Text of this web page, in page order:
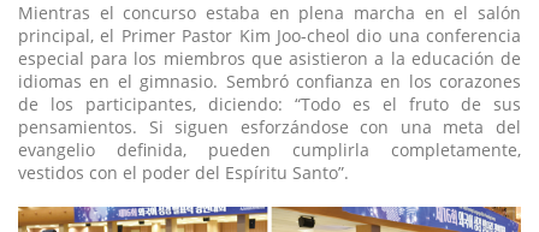
Mientras el concurso estaba en plena marcha en el salón
principal, el Primer Pastor Kim Joo-cheol dio una conferencia
especial para los miembros que asistieron a la educación de
idiomas en el gimnasio. Sembró confianza en los corazones
de los participantes, diciendo: “Todo es el fruto de sus
pensamientos. Si siguen esforzándose con una meta del
evangelio definida, pueden cumplirla completamente,
vestidos con el poder del Espíritu Santo”.